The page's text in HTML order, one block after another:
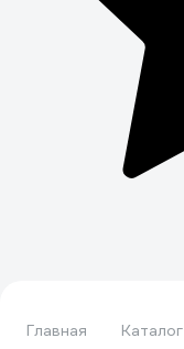
Главная Каталог